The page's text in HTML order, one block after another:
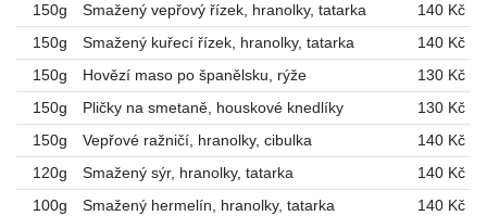
150g
Smažený vepřový řízek, hranolky, tatarka
140 Kč
150g
Smažený kuřecí řízek, hranolky, tatarka
140 Kč
150g
Hovězí maso po španělsku, rýže
130 Kč
150g
Pličky na smetaně, houskové knedlíky
130 Kč
150g
Vepřové ražničí, hranolky, cibulka
140 Kč
120g
Smažený sýr, hranolky, tatarka
140 Kč
100g
Smažený hermelín, hranolky, tatarka 140 Kč